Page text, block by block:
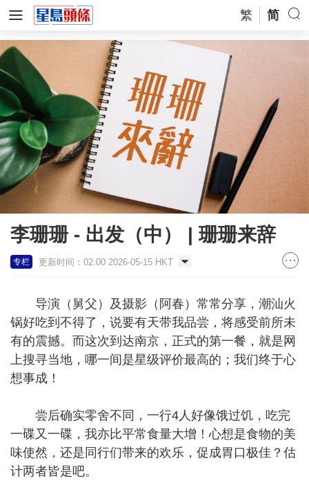
繁 简
李珊珊 - 出发（中） | 珊珊来辞
专栏 更新时间：02:00 2026-05-15 HKT
导演（舅父）及摄影（阿春）常常分享，潮汕火
锅好吃到不得了，说要有天带我品尝，将感受前所未
有的震撼。而这次到达南京，正式的第一餐，就是网
上搜寻当地，哪一间是星级评价最高的；我们终于心
想事成！
尝后确实零舍不同，一行4人好像饿过饥，吃完
一碟又一碟，我亦比平常食量大增！心想是食物的美
味使然，还是同行们带来的欢乐，促成胃口极佳？估
计两者皆是吧。